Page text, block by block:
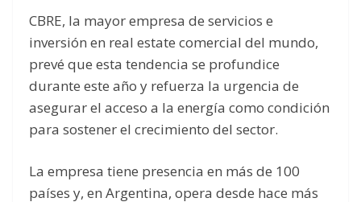
CBRE, la mayor empresa de servicios e
inversión en real estate comercial del mundo,
prevé que esta tendencia se profundice
durante este año y refuerza la urgencia de
asegurar el acceso a la energía como condición
para sostener el crecimiento del sector.
La empresa tiene presencia en más de 100
países y, en Argentina, opera desde hace más